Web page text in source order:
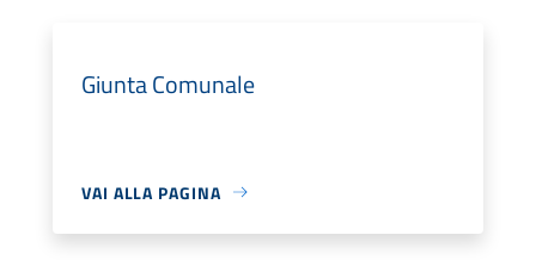
Giunta Comunale
VAI ALLA PAGINA